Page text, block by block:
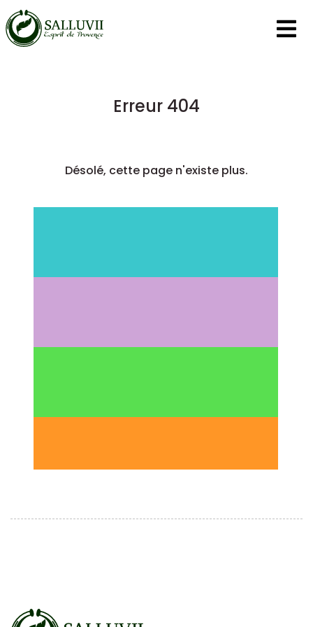
Panneau de gestion des cookies
Erreur 404
Désolé, cette page n'existe plus.